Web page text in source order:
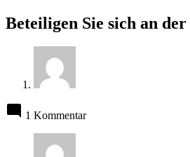
Beteiligen Sie sich an
1 Kommentar